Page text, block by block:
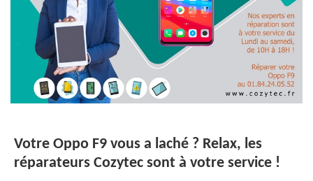
Votre Oppo F9 vous a laché ? Relax, les
réparateurs Cozytec sont à votre service !